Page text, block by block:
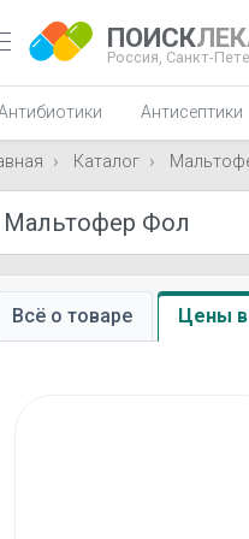
ПОИСК
Россия, Санкт-
Антисептики
Каталог
Всё о товаре Цены в